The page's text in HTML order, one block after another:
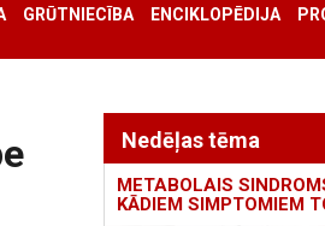
GRŪTNIECĪBA ENCIKLOPĒDIJA
Nedēļas tēma
METABOLAIS
KĀDIEM SIMPTOMIEM